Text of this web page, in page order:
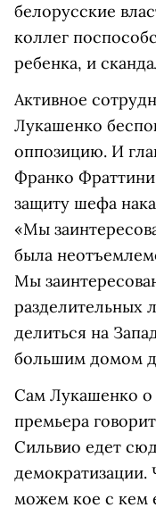
белорусские
коллег
ребенка, и
Активное
Лукашенко
оппозицию. И
Франко
защиту шефа
«Мы
была
Мы
разделительных
делиться на
большим домом
Сам Лукашенко о
премьера
Сильвио едет
демократизации.
можем кое с кем